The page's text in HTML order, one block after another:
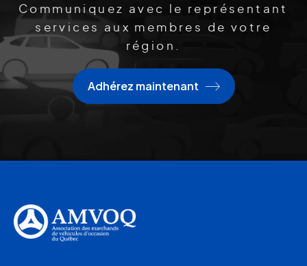
Communiquez avec le représentant
services aux membres de votre
région.
Adhérez maintenant